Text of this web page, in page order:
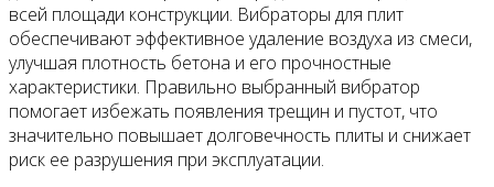
всей площади конструкции. Вибраторы для плит
обеспечивают эффективное удаление воздуха из смеси,
улучшая плотность бетона и его прочностные
характеристики. Правильно выбранный вибратор
помогает избежать появления трещин и пустот, что
значительно повышает долговечность плиты и снижает
риск ее разрушения при эксплуатации.